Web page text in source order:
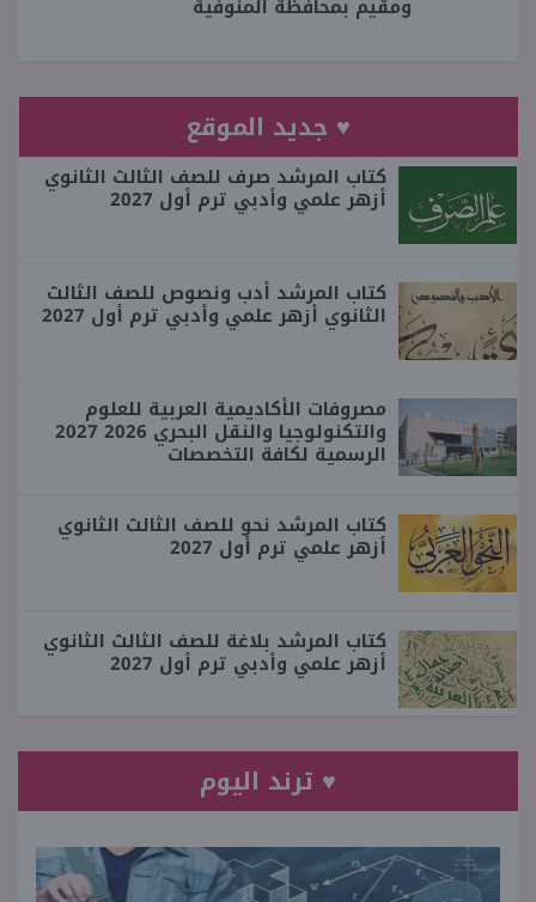
ومقيم بمحافظة المنوفية
♥ جديد الموقع
كتاب المرشد صرف للصف الثالث الثانوي
أزهر علمي وأدبي ترم أول 2027
كتاب المرشد أدب ونصوص للصف الثالث
الثانوي أزهر علمي وأدبي ترم أول 2027
مصروفات الأكاديمية العربية للعلوم
والتكنولوجيا والنقل البحري 2026 2027
الرسمية لكافة التخصصات
كتاب المرشد نحو للصف الثالث الثانوي
أزهر علمي ترم أول 2027
كتاب المرشد بلاغة للصف الثالث الثانوي
أزهر علمي وأدبي ترم أول 2027
♥ ترند اليوم